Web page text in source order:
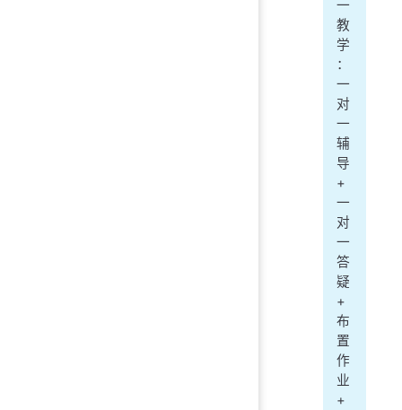
一
教
学
：
一
对
一
辅
导
+
一
对
一
答
疑
+
布
置
作
业
+